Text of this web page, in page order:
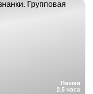
Пешая
2.5 часа